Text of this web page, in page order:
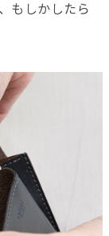
もしかしたら